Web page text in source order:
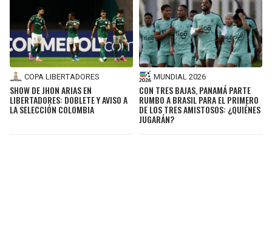
COPA LIBERTADORES
SHOW DE JHON ARIAS EN
LIBERTADORES: DOBLETE Y AVISO A
LA SELECCIÓN COLOMBIA
MUNDIAL 2026
CON TRES BAJAS, PANAMÁ PARTE
RUMBO A BRASIL PARA EL PRIMERO
DE LOS TRES AMISTOSOS: ¿QUIÉNES
JUGARÁN?